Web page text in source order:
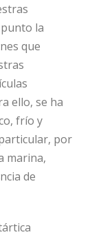
la
que
ello, se ha
frío y
por
marina,
de